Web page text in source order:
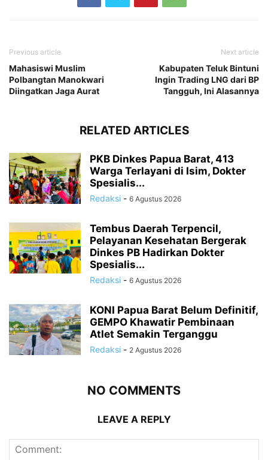
Previous article
Mahasiswi Muslim
Polbangtan Manokwari
Diingatkan Jaga Aurat
Next article
Kabupaten Teluk Bintuni
Ingin Trading LNG dari BP
Tangguh, Ini Alasannya
RELATED ARTICLES
PKB Dinkes Papua Barat, 413
Warga Terlayani di Isim, Dokter
Spesialis...
Redaksi - 6 Agustus 2026
Tembus Daerah Terpencil,
Pelayanan Kesehatan Bergerak
Dinkes PB Hadirkan Dokter
Spesialis...
Redaksi - 6 Agustus 2026
KONI Papua Barat Belum Definitif,
GEMPO Khawatir Pembinaan
Atlet Semakin Terganggu
Redaksi - 2 Agustus 2026
NO COMMENTS
LEAVE A REPLY